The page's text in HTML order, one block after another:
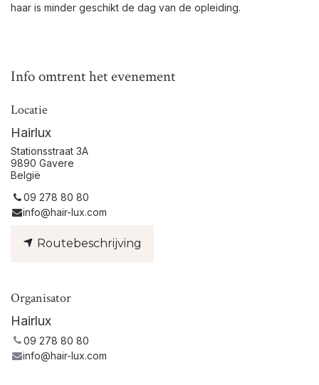
haar is minder geschikt de dag van de opleiding.
Info omtrent het evenement
Locatie
Hairlux
Stationsstraat 3A
9890 Gavere
België
09 278 80 80
info@hair-lux.com
Routebeschrijving
Organisator
Hairlux
09 278 80 80
info@hair-lux.com